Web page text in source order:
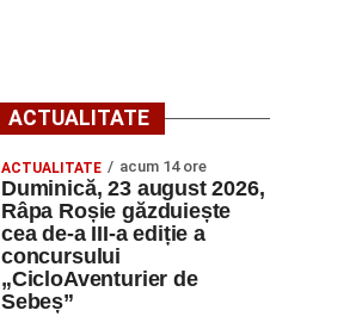
ACTUALITATE
ACTUALITATE acum 14 ore
Duminică, 23 august 2026,
Râpa Roșie găzduiește
cea de-a III-a ediție a
concursului
„CicloAventurier de
Sebeș”